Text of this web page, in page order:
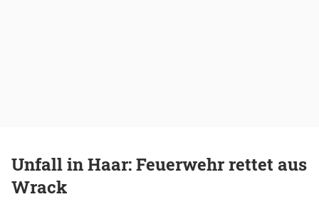
Unfall in Haar: Feuerwehr rettet aus
Wrack